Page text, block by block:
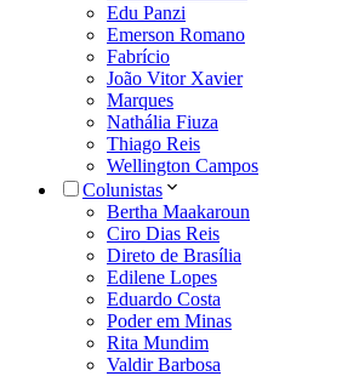
Edu Panzi
Emerson Romano
Fabrício
João Vitor Xavier
Marques
Nathália Fiuza
Thiago Reis
Wellington Campos
Colunistas
Bertha Maakaroun
Ciro Dias Reis
Direto de Brasília
Edilene Lopes
Eduardo Costa
Poder em Minas
Rita Mundim
Valdir Barbosa